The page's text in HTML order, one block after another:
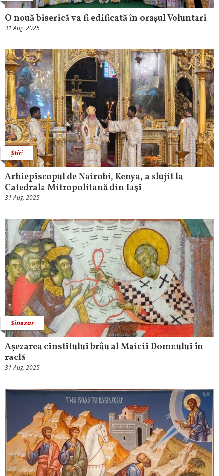
O nouă biserică va fi edificată în oraşul Voluntari
31 Aug, 2025
Știri
Arhiepiscopul de Nairobi, Kenya, a slujit la
Catedrala Mitropolitană din Iași
31 Aug, 2025
Sinaxar
Aşezarea cinstitului brâu al Maicii Domnului în
raclă
31 Aug, 2025